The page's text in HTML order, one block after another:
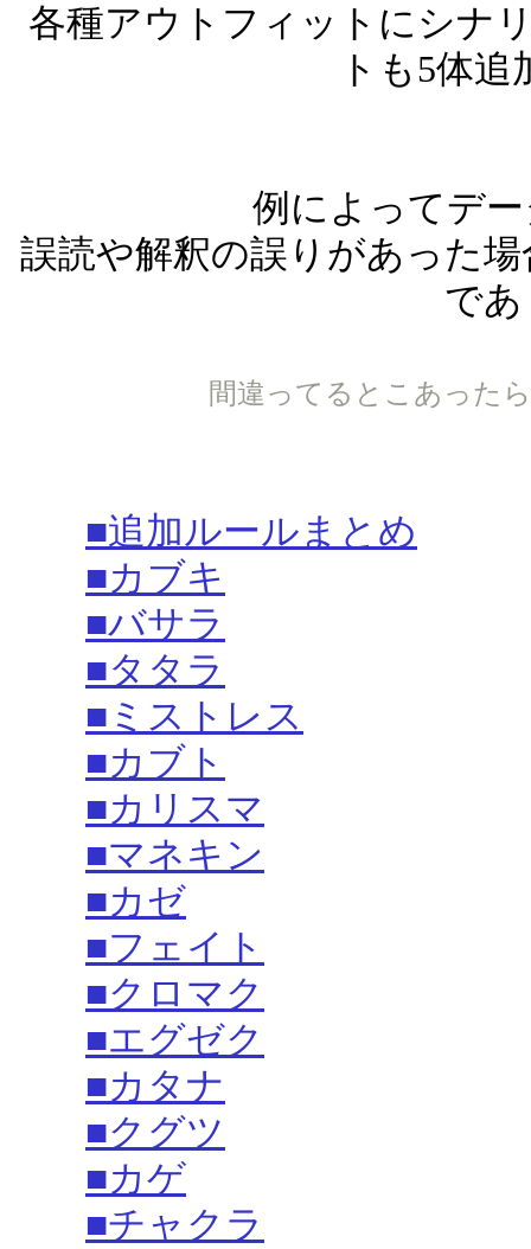
各種アウトフィットにシナ
トも5体
例によってデ
誤読や解釈の誤りがあった
で
間違ってるとこあった
■追加ルールまとめ
■カブキ
■バサラ
■タタラ
■ミストレス
■カブト
■カリスマ
■マネキン
■カゼ
■フェイト
■クロマク
■エグゼク
■カタナ
■クグツ
■カゲ
■チャクラ